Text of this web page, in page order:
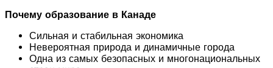
Почему образование в Канаде
Сильная и стабильная экономика
Невероятная природа и динамичные города
Одна из самых безопасных и многонациональных